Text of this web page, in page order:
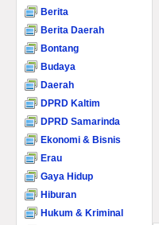
Berita
Berita Daerah
Bontang
Budaya
Daerah
DPRD Kaltim
DPRD Samarinda
Ekonomi & Bisnis
Erau
Gaya Hidup
Hiburan
Hukum & Kriminal